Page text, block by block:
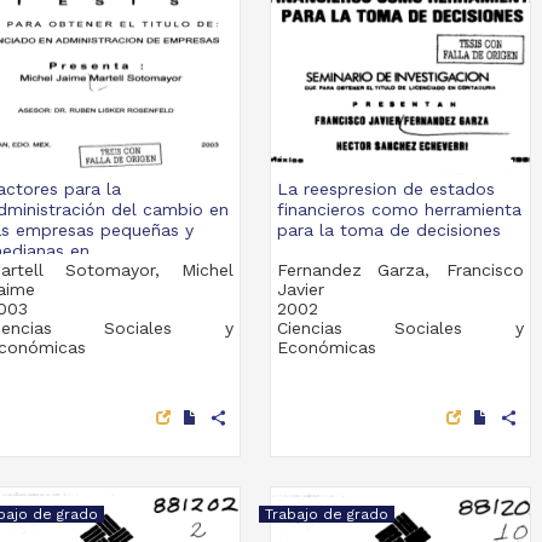
para la
del cambio en
empresas pequeñas y
en...
Sotomayor, Michel
Sociales y
share
La reespresion de estados
financieros como herramienta
para la toma de decisiones
Fernandez Garza, Francisco
Javier
2002
Ciencias Sociales y
Económicas
share
de grado Trabajo de grado